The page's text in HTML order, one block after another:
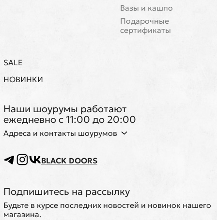
Вазы и кашпо
Подарочные
сертификаты
SALE
НОВИНКИ
Наши шоурумы работают
ежедневно с 11:00 до 20:00
Адреса и контакты шоурумов
BLACK DOORS
Подпишитесь на рассылку
Будьте в курсе последних новостей и новинок нашего
магазина.